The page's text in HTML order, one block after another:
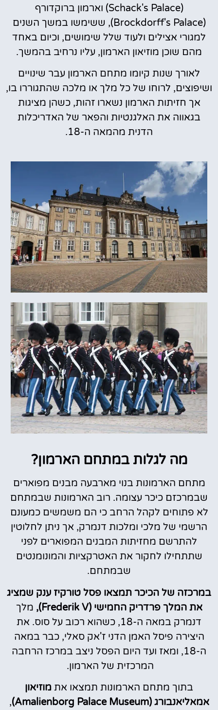
(Schack's Palace) וארמון ברוקדורף
(Brockdorff's Palace), ששימשו במשך השנים
למגורי אצילים ולעוד שלל שימושים, וכיום באחד
מהם שוכן מוזיאון הארמון, עליו נרחיב בהמשך.
לאורך שנות קיומו מתחם הארמון עבר שינויים
ושיפוצים, לרוחו של כל מלך או מלכה שהתגוררו בו,
אך חזיתות הארמון נשארו זהות, כשהן מציגות
בגאווה את האלגנטיות והפאר של האדריכלות
הדנית מהמאה ה-18.
מה לגלות במתחם הארמון?
מתחם הארמונות בנוי מארבעה מבנים מפוארים
שבמרכזם כיכר עצומה. רוב הארמונות שבמתחם
לא פתוחים לקהל הרחב כי הם משמשים כמעונם
הרשמי של מלכי ומלכות דנמרק, אך ניתן לחלוטין
להתרשם מחזיתות המבנים המפוארים לפני
שתתחילו לחקור את האטרקציות והמונומנטים
שבמתחם.
במרכזה של הכיכר תמצאו פסל טורקיז ענק שמציג
את המלך פרדריק החמישי (Frederik V),
מלך
דנמרק במאה ה-18, כשהוא רכוב על סוס. את
היצירה פיסל האמן הדני ז'אק סאלי, כבר במאה
ה-18, ומאז ועד היום הפסל ניצב במרכז הרחבה
המרכזית של הארמון.
בתוך מתחם הארמונות תמצאו את מוזיאון
אמאליאנבורג (Amalienborg Palace Museum)
,